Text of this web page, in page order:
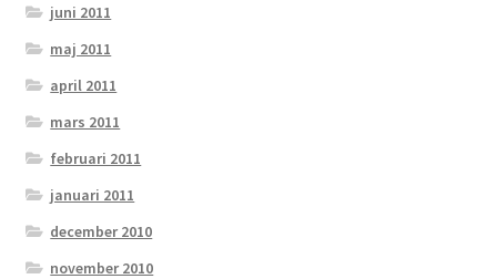
juni 2011
maj 2011
april 2011
mars 2011
februari 2011
januari 2011
december 2010
november 2010